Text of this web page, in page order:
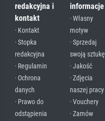
redakcyjna i
kontakt
· Kontakt
· Stopka
redakcyjna
· Regulamin
· Ochrona
danych
· Prawo do
odstąpienia
informacje
· Własny
motyw
· Sprzedaj
swoją sztukę
· Jakość
· Zdjęcia
naszej pracy
· Vouchery
· Zamów